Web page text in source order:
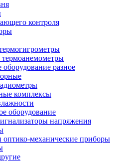
контроля
оборудование разное
комплексы
оборудование
напряжения
оптико-механические приборы